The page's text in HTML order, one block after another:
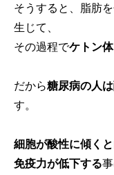
そうすると、脂肪
生じて、
その過程でケトン
だから糖尿病の人
す。
細胞が酸性に傾く
免疫力が低下する